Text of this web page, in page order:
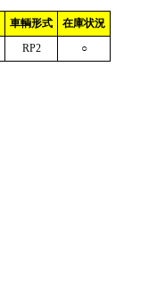
車輌形式
在庫状況
RP2 ○